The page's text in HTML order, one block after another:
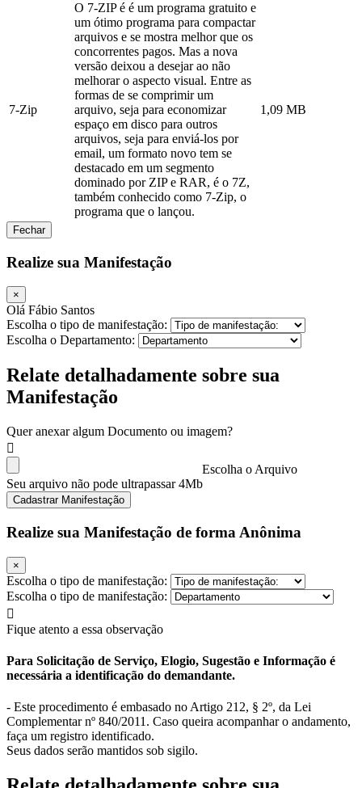
7-Zip
O 7-ZIP é é um programa gratuito e
um ótimo programa para compactar
arquivos e se mostra melhor que os
concorrentes pagos. Mas a nova
versão deixou a desejar ao não
melhorar o aspecto visual. Entre as
formas de se comprimir um
arquivo, seja para economizar
espaço em disco para outros
arquivos, seja para enviá-los por
email, um formato novo tem se
destacado em um segmento
dominado por ZIP e RAR, é o 7Z,
também conhecido como 7-Zip, o
programa que o lançou.
1,09 MB
Fechar
Realize sua Manifestação
×
Olá Fábio Santos
Escolha o tipo de manifestação:
Escolha o Departamento:
Relate detalhadamente sobre sua
Manifestação
Quer anexar algum Documento ou imagem?
Escolha o Arquivo
Seu arquivo não pode ultrapassar 4Mb
Cadastrar Manifestação
Realize sua Manifestação de forma Anônima
×
Escolha o tipo de manifestação:
Escolha o tipo de manifestação:
Fique atento a essa observação
Para Solicitação de Serviço, Elogio, Sugestão e Informação é
necessária a identificação do demandante.
- Este procedimento é embasado no Artigo 212, § 2º, da Lei
Complementar nº 840/2011. Caso queira acompanhar o andamento,
faça um registro identificado.
Seus dados serão mantidos sob sigilo.